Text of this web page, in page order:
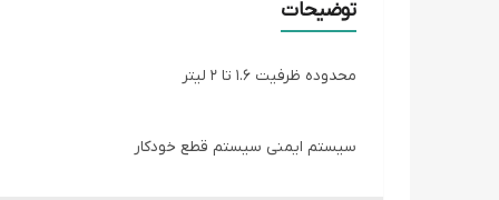
توضیحات
محدوده ظرفیت 1.6 تا 2 لیتر
سیستم ایمنی سیستم قطع خودکار